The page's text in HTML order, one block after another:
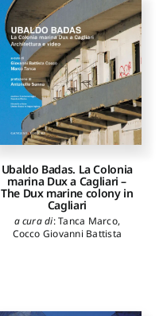
Ubaldo Badas. La Colonia
marina Dux a Cagliari –
The Dux marine colony in
Cagliari
a cura di:Tanca Marco,
Cocco Giovanni Battista